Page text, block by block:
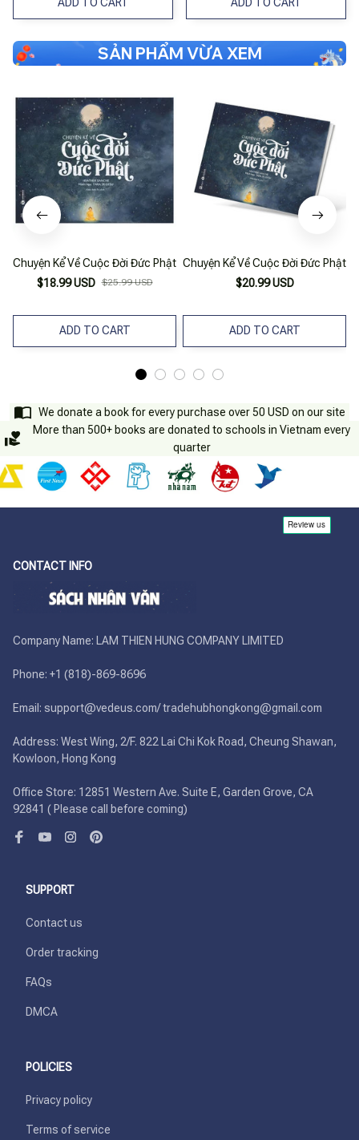
ADD TO CART ADD TO CART
SẢN PHẨM VỪA XEM
Chuyện Kể Về Cuộc Đời Đức Phật
$18.99 USD $25.99 USD
ADD TO CART
Chuyện Kể Về Cuộc Đời Đức Phật
$20.99 USD
ADD TO CART
We donate a book for every purchase over 50 USD on our site
More than 500+ books are donated to schools in Vietnam every
quarter
CONTACT INFO
Company Name: LAM THIEN HUNG COMPANY LIMITED
Phone: +1 (818)-869-8696
Email: support@vedeus.com/ tradehubhongkong@gmail.com
Address: West Wing, 2/F. 822 Lai Chi Kok Road, Cheung Shawan,
Kowloon, Hong Kong
Office Store: 12851 Western Ave. Suite E, Garden Grove, CA
92841 ( Please call before coming)
SUPPORT
Contact us
Order tracking
FAQs
DMCA
POLICIES
Privacy policy
Terms of service